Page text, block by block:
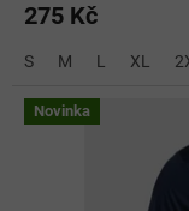
275 Kč
S M L XL
Novinka